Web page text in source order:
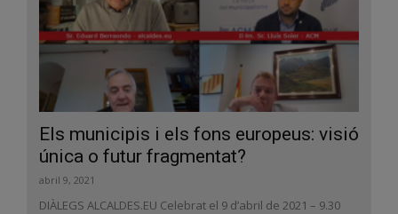
Els municipis i els fons europeus: visió
única o futur fragmentat?
abril 9, 2021
DIÀLEGS ALCALDES.EU Celebrat el 9 d’abril de 2021 – 9.30